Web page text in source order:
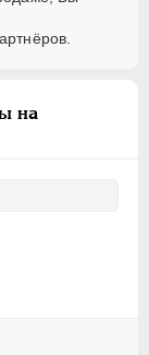
на